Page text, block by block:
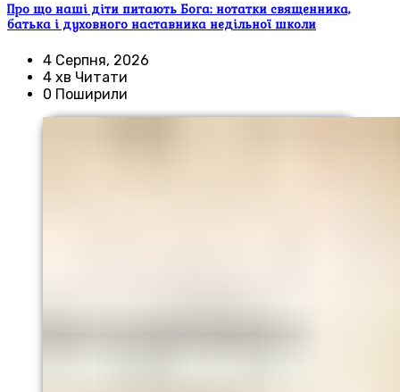
Про що наші діти питають Бога: нотатки священника,
батька і духовного наставника недільної школи
4 Серпня, 2026
4 хв Читати
0 Поширили